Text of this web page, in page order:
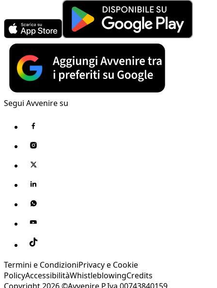
Segui Avvenire su
Termini e CondizioniPrivacy e Cookie
PolicyAccessibilitàWhistleblowingCredits